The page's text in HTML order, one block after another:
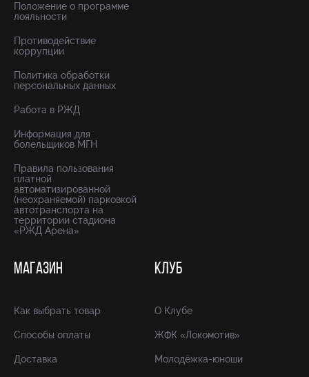
Положение о программе
лояльности
Противодействие
коррупции
Политика обработки
персональных данных
Работа в РЖД
Информация для
болельщиков МГН
Правила пользования
платной
автоматизированной
(неохраняемой) парковкой
автотранспорта на
территории стадиона
«РЖД Арена»
МАГАЗИН
Как выбрать товар
Способы оплаты
Доставка
КЛУБ
О Клубе
ЖФК «Локомотив»
Молодёжка-юноши